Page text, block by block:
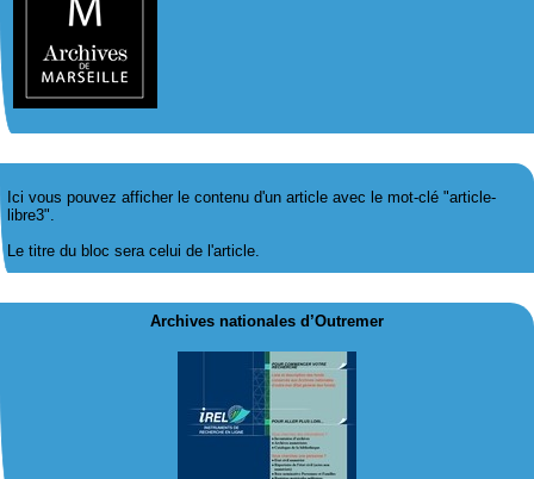
Ici vous pouvez afficher le contenu d'un article avec le mot-clé "article-
libre3".
Le titre du bloc sera celui de l'article.
Archives nationales d’Outremer